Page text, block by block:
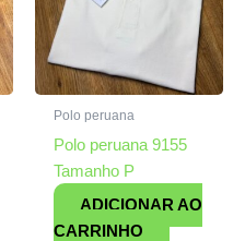
Polo peruana
Polo peruana 9155
Tamanho P
ADICIONAR AO
CARRINHO